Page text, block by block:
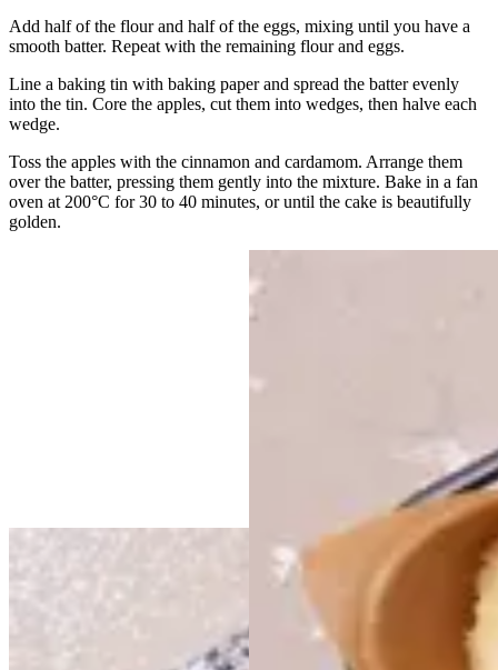
Add half of the flour and half of the eggs, mixing until you have a
smooth batter. Repeat with the remaining flour and eggs.
Line a baking tin with baking paper and spread the batter evenly
into the tin. Core the apples, cut them into wedges, then halve each
wedge.
Toss the apples with the cinnamon and cardamom. Arrange them
over the batter, pressing them gently into the mixture. Bake in a fan
oven at 200°C for 30 to 40 minutes, or until the cake is beautifully
golden.